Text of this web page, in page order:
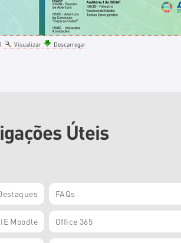
| Visualizar Descarregar
Úteis
FAQs
Moodle Office 365